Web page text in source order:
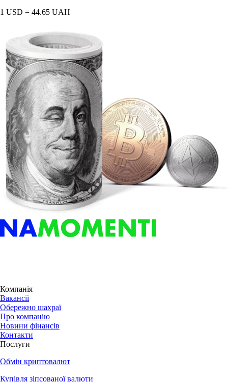
1 USD = 44.65 UAH
Компанія
Вакансії
Обережно шахраї
Про компанію
Новини фінансів
Контакти
Послуги
Обмін криптовалют
Купівля зіпсованої валюти